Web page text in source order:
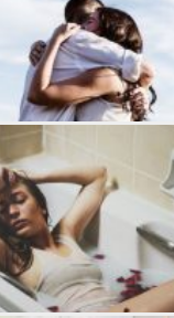
ドキドキ
仕事とキャリア
特集
占い・診断
ファッション・美容
グルメ